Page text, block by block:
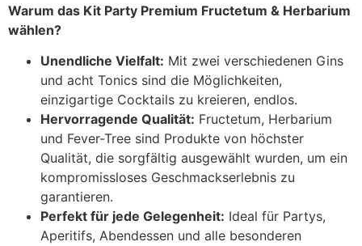
Warum das Kit Party Premium Fructetum & Herbarium
wählen?
Unendliche Vielfalt: Mit zwei verschiedenen Gins
und acht Tonics sind die Möglichkeiten,
einzigartige Cocktails zu kreieren, endlos.
Hervorragende Qualität: Fructetum, Herbarium
und Fever-Tree sind Produkte von höchster
Qualität, die sorgfältig ausgewählt wurden, um ein
kompromissloses Geschmackserlebnis zu
garantieren.
Perfekt für jede Gelegenheit: Ideal für Partys,
Aperitifs, Abendessen und alle besonderen